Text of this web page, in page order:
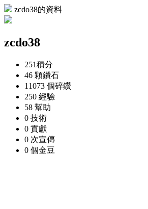
zcdo38的資料
zcdo38
251積分
46 顆鑽石
11073 個碎鑽
250 經驗
58 幫助
0 技術
0 貢獻
0 次宣傳
0 個金豆